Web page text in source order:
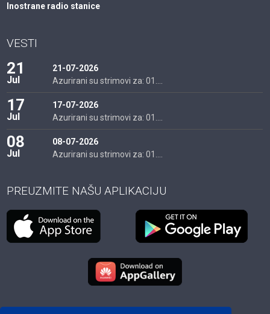
Inostrane radio stanice
VESTI
21
Jul
21-07-2026
Azurirani su strimovi za: 01....
17
Jul
17-07-2026
Azurirani su strimovi za: 01....
08
Jul
08-07-2026
Azurirani su strimovi za: 01....
PREUZMITE NAŠU APLIKACIJU